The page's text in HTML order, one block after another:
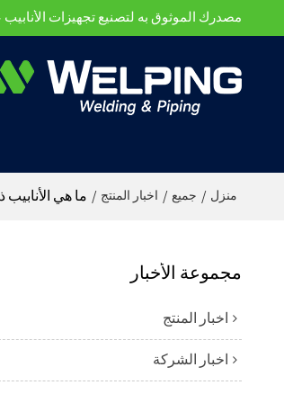
مصدرك الموثوق به لتصنيع تجهيزات الأنابيب
منزل / جميع / اخبار المنتج / ما هي الأنابيب
مجموعة الأخبار
اخبار المنتج
اخبار الشركة